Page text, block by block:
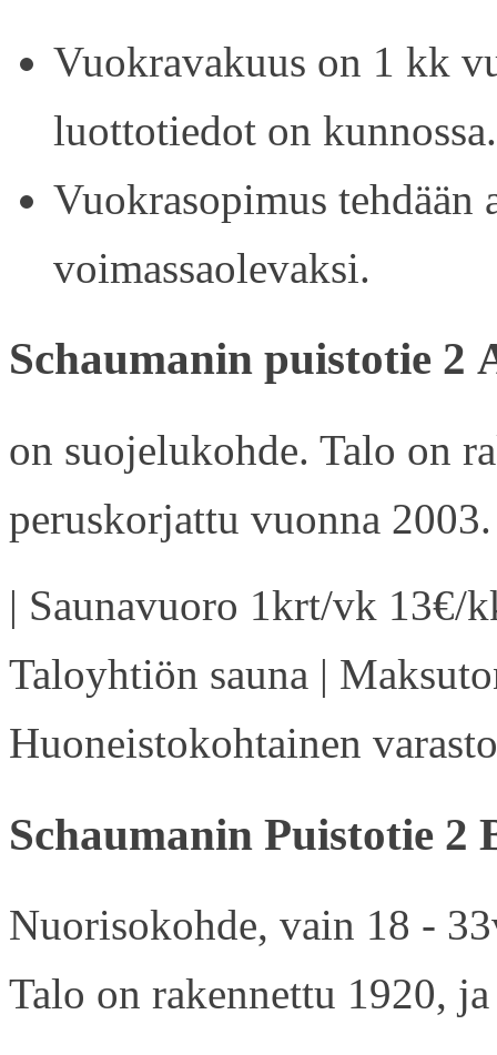
Vuokravakuus on 1 kk
luottotiedot on kunnossa.
Vuokrasopimus tehdään
voimassaolevaksi.
Schaumanin puistotie 2
on suojelukohde. Talo on
peruskorjattu vuonna 2003.
| Saunavuoro 1krt/vk 13€/
Taloyhtiön sauna |
Huoneistokohtainen
Schaumanin Puistotie 2
Nuorisokohde, vain 18 -
Talo on rakennettu 1920,